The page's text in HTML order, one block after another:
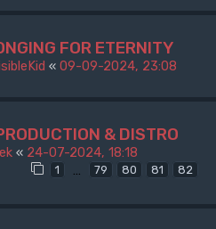
FOR ETERNITY
« 09-09-2024, 23:08
& DISTRO
« 24-07-2024, 18:18
1 79 80 81 82